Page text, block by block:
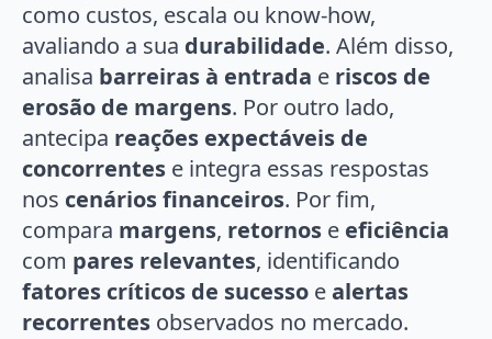
como custos, escala ou know-how,
avaliando a sua durabilidade. Além disso,
analisa barreiras à entrada e riscos de
erosão de margens. Por outro lado,
antecipa reações expectáveis de
concorrentes e integra essas respostas
nos cenários financeiros. Por fim,
compara margens, retornos e eficiência
com pares relevantes, identificando
fatores críticos de sucesso ealertas
recorrentes observados no mercado.